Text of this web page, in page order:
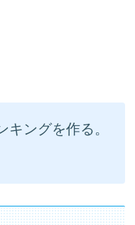
キングを作る。